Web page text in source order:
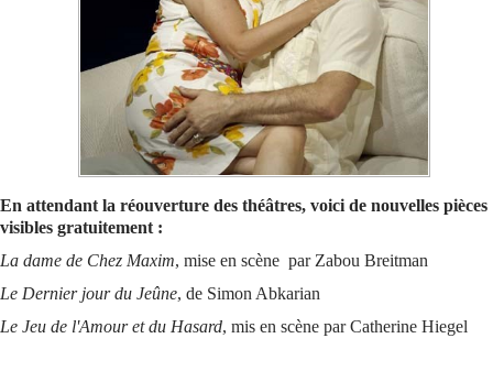
En attendant la réouverture des théâtres, voici de nouvelles pièces
visibles gratuitement :
La dame de Chez Maxim, mise en scène par Zabou Breitman
Le Dernier jour du Jeûne, de Simon Abkarian
Le Jeu de l'Amour et du Hasard, mis en scène par Catherine Hiegel